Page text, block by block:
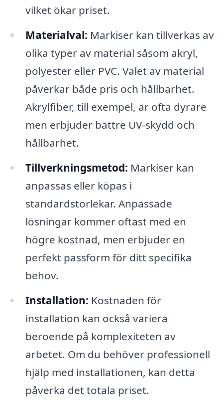
vilket ökar priset.
Materialval: Markiser kan tillverkas av
olika typer av material såsom akryl,
polyester eller PVC. Valet av material
påverkar både pris och hållbarhet.
Akrylfiber, till exempel, är ofta dyrare
men erbjuder bättre UV-skydd och
hållbarhet.
Tillverkningsmetod: Markiser kan
anpassas eller köpas i
standardstorlekar. Anpassade
lösningar kommer oftast med en
högre kostnad, men erbjuder en
perfekt passform för ditt specifika
behov.
Installation: Kostnaden för
installation kan också variera
beroende på komplexiteten av
arbetet. Om du behöver professionell
hjälp med installationen, kan detta
påverka det totala priset.